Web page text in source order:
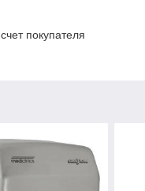
покупателя